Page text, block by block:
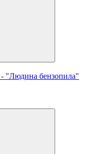
"Людина бензопила"